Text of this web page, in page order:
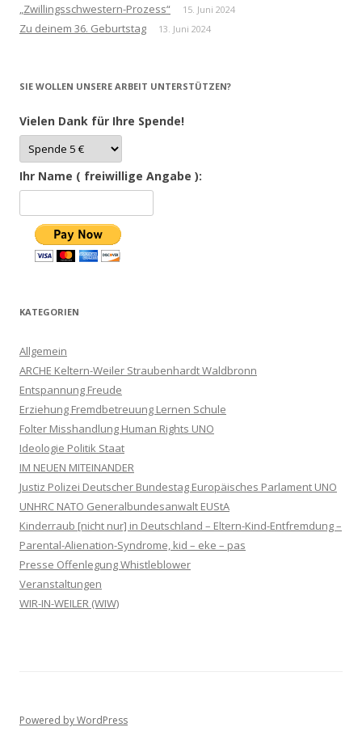
„Zwillingsschwestern-Prozess“
15. Juni 2024
Zu deinem 36. Geburtstag 13. Juni 2024
SIE WOLLEN UNSERE ARBEIT UNTERSTÜTZEN?
Vielen Dank für Ihre Spende!
Ihr Name ( freiwillige Angabe ):
KATEGORIEN
Allgemein
ARCHE Keltern-Weiler Straubenhardt Waldbronn
Entspannung Freude
Erziehung Fremdbetreuung Lernen Schule
Folter Misshandlung Human Rights UNO
Ideologie Politik Staat
IM NEUEN MITEINANDER
Justiz Polizei Deutscher Bundestag Europäisches Parlament UNO
UNHRC NATO Generalbundesanwalt EUStA
Kinderraub [nicht nur] in Deutschland – Eltern-Kind-Entfremdung –
Parental-Alienation-Syndrome, kid – eke – pas
Presse Offenlegung Whistleblower
Veranstaltungen
WIR-IN-WEILER (WIW)
Powered by WordPress